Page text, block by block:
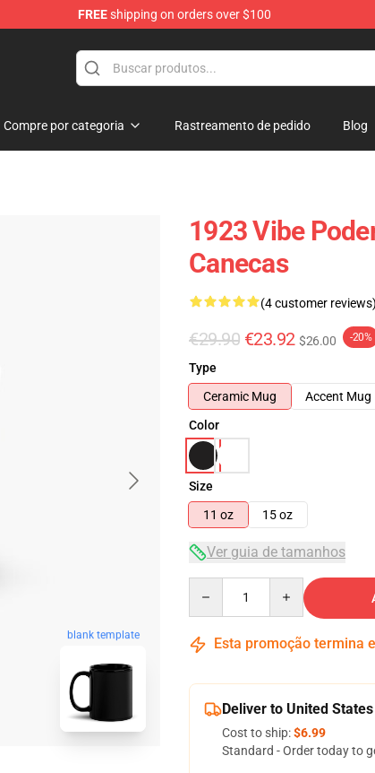
FREEshipping on orders over $100
Compre por categoria Rastreamento de pedido Blog
blank template
1923 Vibe
Canecas
(4 customer reviews)
€29.90 €23.92 $26.00 -20%
Type
Ceramic Mug
Accent Mug
Color
Size
11 oz
15 oz
Ver guia de tamanhos
Esta promoção termina
Deliver to United States
Cost to ship:$6.99
Standard - Order today to